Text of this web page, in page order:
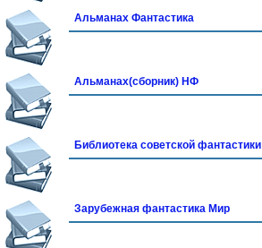
Альманах Фантастика
Альманах(сборник) НФ
Библиотека советской фантастики
Зарубежная фантастика Мир